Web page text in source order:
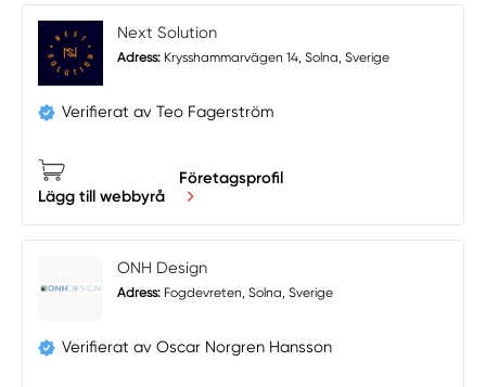
Next Solution
Adress: Krysshammarvägen 14, Solna, Sverige
Verifierat av Teo Fagerström
Lägg till webbyrå
Företagsprofil
ONH Design
Adress: Fogdevreten, Solna, Sverige
Verifierat av Oscar Norgren Hansson